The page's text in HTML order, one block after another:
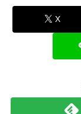
X